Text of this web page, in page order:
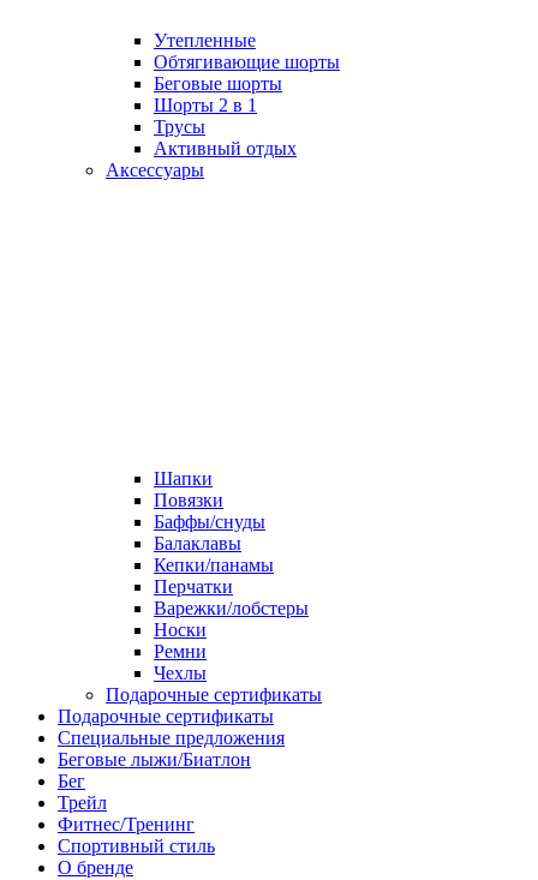
Утепленные
Обтягивающие шорты
Беговые шорты
Шорты 2 в 1
Трусы
Активный отдых
Аксессуары
Шапки
Повязки
Баффы/снуды
Балаклавы
Кепки/панамы
Перчатки
Варежки/лобстеры
Носки
Ремни
Чехлы
Подарочные сертификаты
Подарочные сертификаты
Специальные предложения
Беговые лыжи/Биатлон
Бег
Трейл
Фитнес/Тренинг
Спортивный стиль
О бренде